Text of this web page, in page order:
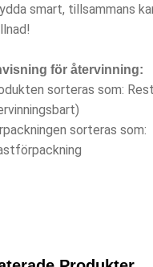
smart, tillsammans
för återvinning:
sorteras som:
sorteras som: